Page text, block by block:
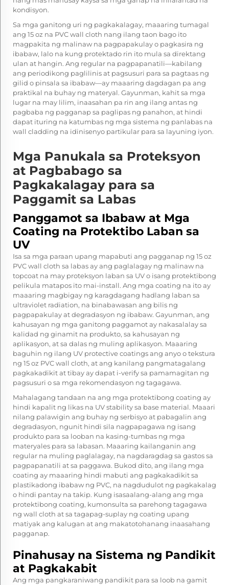
kondisyon.
Sa mga ganitong uri ng pagkakalagay, maaaring tumagal
ang 15 oz na PVC wall cloth nang ilang taon bago ito
magpakita ng malinaw na pagpapakulay o pagkasira ng
ibabaw, lalo na kung protektado rin ito mula sa direktang
ulan at hangin. Ang regular na pagpapanatili—kabilang
ang periodikong paglilinis at pagsusuri para sa pagtaas ng
gilid o pinsala sa ibabaw—ay maaaring dagdagan pa ang
praktikal na buhay ng materyal. Gayunman, kahit sa mga
lugar na may lilim, inaasahan pa rin ang ilang antas ng
pagbaba ng pagganap sa paglipas ng panahon, at hindi
dapat ituring na katumbas ng mga sistema ng panlabas na
wall cladding na idinisenyo partikular para sa layuning iyon.
Mga Panukala sa Proteksyon
at Pagbabago sa
Pagkakalagay para sa
Paggamit sa Labas
Panggamot sa Ibabaw at Mga
Coating na Protektibo Laban sa
UV
Isa sa mga paraan upang mapabuti ang pagganap ng 15 oz
PVC wall cloth sa labas ay ang paglalagay ng malinaw na
topcoat na may proteksyon laban sa UV o isang protektibong
pelikula matapos ito mai-install. Ang mga coating na ito ay
maaaring magbigay ng karagdagang hadlang laban sa
ultraviolet radiation, na binabawasan ang bilis ng
pagpapakulay at degradasyon ng ibabaw. Gayunman, ang
kahusayan ng mga ganitong paggamot ay nakasalalay sa
kalidad ng ginamit na produkto, sa kahusayan ng
aplikasyon, at sa dalas ng muling aplikasyon. Maaaring
baguhin ng ilang UV protective coatings ang anyo o tekstura
ng 15 oz PVC wall cloth, at ang kanilang pangmatagalang
pagkakadikit at tibay ay dapat i-verify sa pamamagitan ng
pagsusuri o sa mga rekomendasyon ng tagagawa.
Mahalagang tandaan na ang mga protektibong coating ay
hindi kapalit ng likas na UV stability sa base material. Maaari
nilang palawigin ang buhay ng serbisyo at pabagalin ang
degradasyon, ngunit hindi sila nagpapagawa ng isang
produkto para sa looban na kasing-tumbas ng mga
materyales para sa labasan. Maaaring kailanganin ang
regular na muling paglalagay, na nagdaragdag sa gastos sa
pagpapanatili at sa paggawa. Bukod dito, ang ilang mga
coating ay maaaring hindi mabuti ang pagkakadikit sa
plastikadong ibabaw ng PVC, na nagdudulot ng pagkakalag
o hindi pantay na takip. Kung isasaalang-alang ang mga
protektibong coating, kumonsulta sa parehong tagagawa
ng wall cloth at sa tagapag-suplay ng coating upang
matiyak ang kalugan at ang makatotohanang inaasahang
pagganap.
Pinahusay na Sistema ng Pandikit
at Pagkakabit
Ang mga pangkaraniwang pandikit para sa loob na gamit